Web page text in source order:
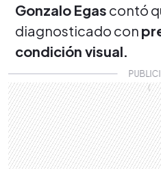
Gonzalo Egas contó
diagnosticado con
condición visual.